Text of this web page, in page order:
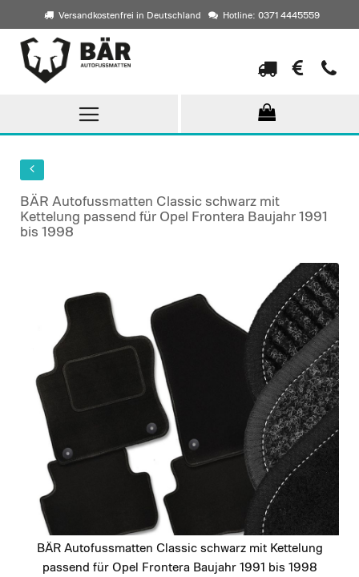
Versandkostenfrei in Deutschland Hotline: 0371 4445559
Direkt
zum
Inhalt
BÄR Autofussmatten Classic schwarz mit
Kettelung passend für Opel Frontera Baujahr 1991
bis 1998
images
gallery
BÄR Autofussmatten Classic schwarz mit Kettelung
passend für Opel Frontera Baujahr 1991 bis 1998